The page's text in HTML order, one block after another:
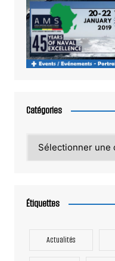
Catégories
Étiquettes
Actualités